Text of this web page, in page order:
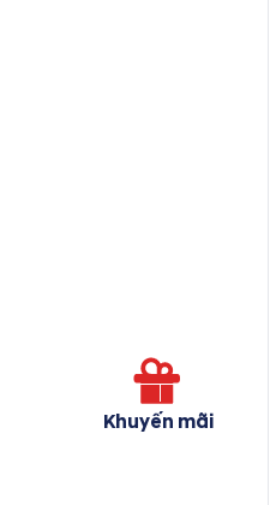
Khuyến mãi